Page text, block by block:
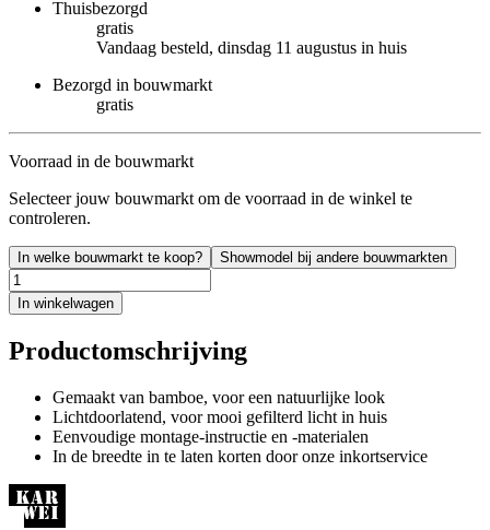
Thuisbezorgd
gratis
Vandaag besteld, dinsdag 11 augustus in huis
Bezorgd in bouwmarkt
gratis
Voorraad in de bouwmarkt
Selecteer jouw bouwmarkt om de voorraad in de winkel te
controleren.
In welke bouwmarkt te koop? Showmodel bij andere bouwmarkten
In winkelwagen
Productomschrijving
Gemaakt van bamboe, voor een natuurlijke look
Lichtdoorlatend, voor mooi gefilterd licht in huis
Eenvoudige montage-instructie en -materialen
In de breedte in te laten korten door onze inkortservice